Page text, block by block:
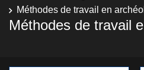
Méthodes de travail en
Méthodes de travail